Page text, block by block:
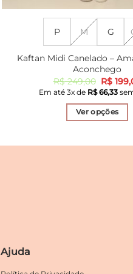
P M G
Kaftan Midi Canelado –
Aconchego
R$249,00 O
preço
original
era:
R$
R$
Em até3x de R$66,33
Ver opções
Ajuda